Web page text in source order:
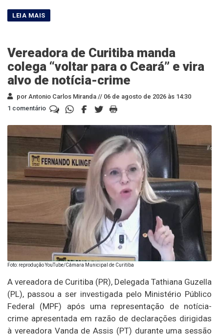
Vereadora de Curitiba manda
colega “voltar para o Ceará” e vira
alvo de notícia-crime
por Antonio Carlos Miranda // 06 de agosto de 2026 às 14:30
1 comentário
Foto: reprodução YouTube/Câmara Municipal de Curitiba
A vereadora de Curitiba (PR), Delegada Tathiana Guzella
(PL), passou a ser investigada pelo Ministério Público
Federal (MPF) após uma representação de notícia-
crime apresentada em razão de declarações dirigidas
à vereadora Vanda de Assis (PT) durante uma sessão